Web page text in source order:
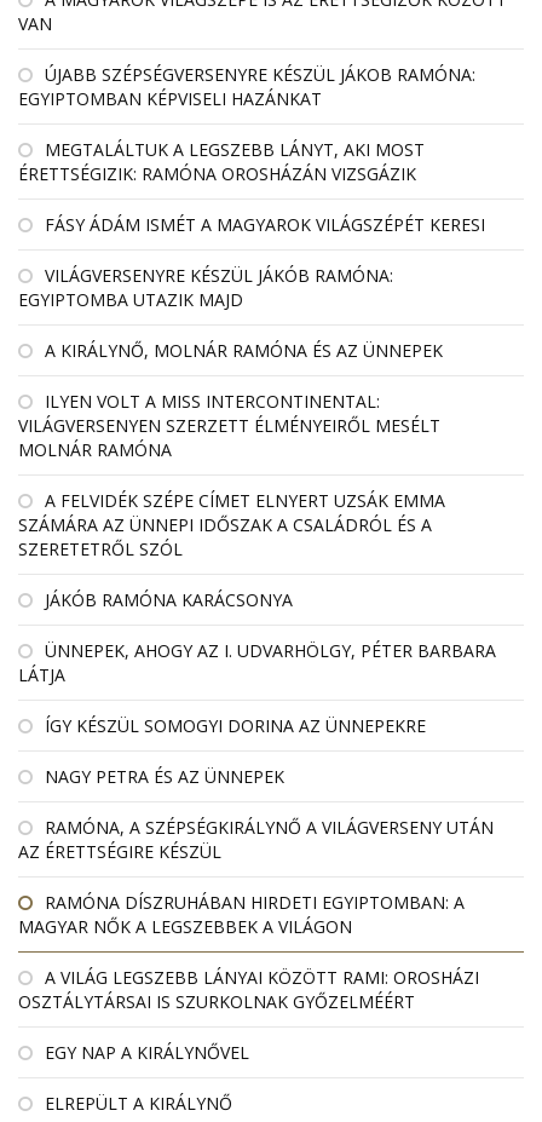
VAN
ÚJABB SZÉPSÉGVERSENYRE KÉSZÜL JÁKOB RAMÓNA:
EGYIPTOMBAN KÉPVISELI HAZÁNKAT
MEGTALÁLTUK A LEGSZEBB LÁNYT, AKI MOST
ÉRETTSÉGIZIK: RAMÓNA OROSHÁZÁN VIZSGÁZIK
FÁSY ÁDÁM ISMÉT A MAGYAROK VILÁGSZÉPÉT KERESI
VILÁGVERSENYRE KÉSZÜL JÁKÓB RAMÓNA:
EGYIPTOMBA UTAZIK MAJD
A KIRÁLYNŐ, MOLNÁR RAMÓNA ÉS AZ ÜNNEPEK
ILYEN VOLT A MISS INTERCONTINENTAL:
VILÁGVERSENYEN SZERZETT ÉLMÉNYEIRŐL MESÉLT
MOLNÁR RAMÓNA
A FELVIDÉK SZÉPE CÍMET ELNYERT UZSÁK EMMA
SZÁMÁRA AZ ÜNNEPI IDŐSZAK A CSALÁDRÓL ÉS A
SZERETETRŐL SZÓL
JÁKÓB RAMÓNA KARÁCSONYA
ÜNNEPEK, AHOGY AZ I. UDVARHÖLGY, PÉTER BARBARA
LÁTJA
ÍGY KÉSZÜL SOMOGYI DORINA AZ ÜNNEPEKRE
NAGY PETRA ÉS AZ ÜNNEPEK
RAMÓNA, A SZÉPSÉGKIRÁLYNŐ A VILÁGVERSENY UTÁN
AZ ÉRETTSÉGIRE KÉSZÜL
RAMÓNA DÍSZRUHÁBAN HIRDETI EGYIPTOMBAN: A
MAGYAR NŐK A LEGSZEBBEK A VILÁGON
A VILÁG LEGSZEBB LÁNYAI KÖZÖTT RAMI: OROSHÁZI
OSZTÁLYTÁRSAI IS SZURKOLNAK GYŐZELMÉÉRT
EGY NAP A KIRÁLYNŐVEL
ELREPÜLT A KIRÁLYNŐ